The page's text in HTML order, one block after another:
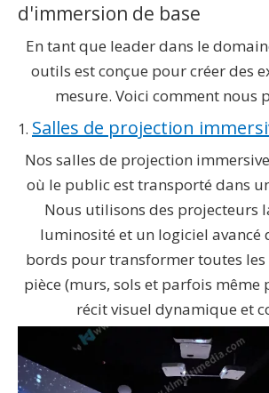
d'immersion de base
En tant que leader dans le
outils est conçue pour créer des
mesure. Voici comment nous
1. Salles de projection
Nos salles de projection
où le public est transporté dans
Nous utilisons des projecteurs
luminosité et un logiciel avancé
bords pour transformer toutes les
pièce (murs, sols et parfois même
récit visuel dynamique et